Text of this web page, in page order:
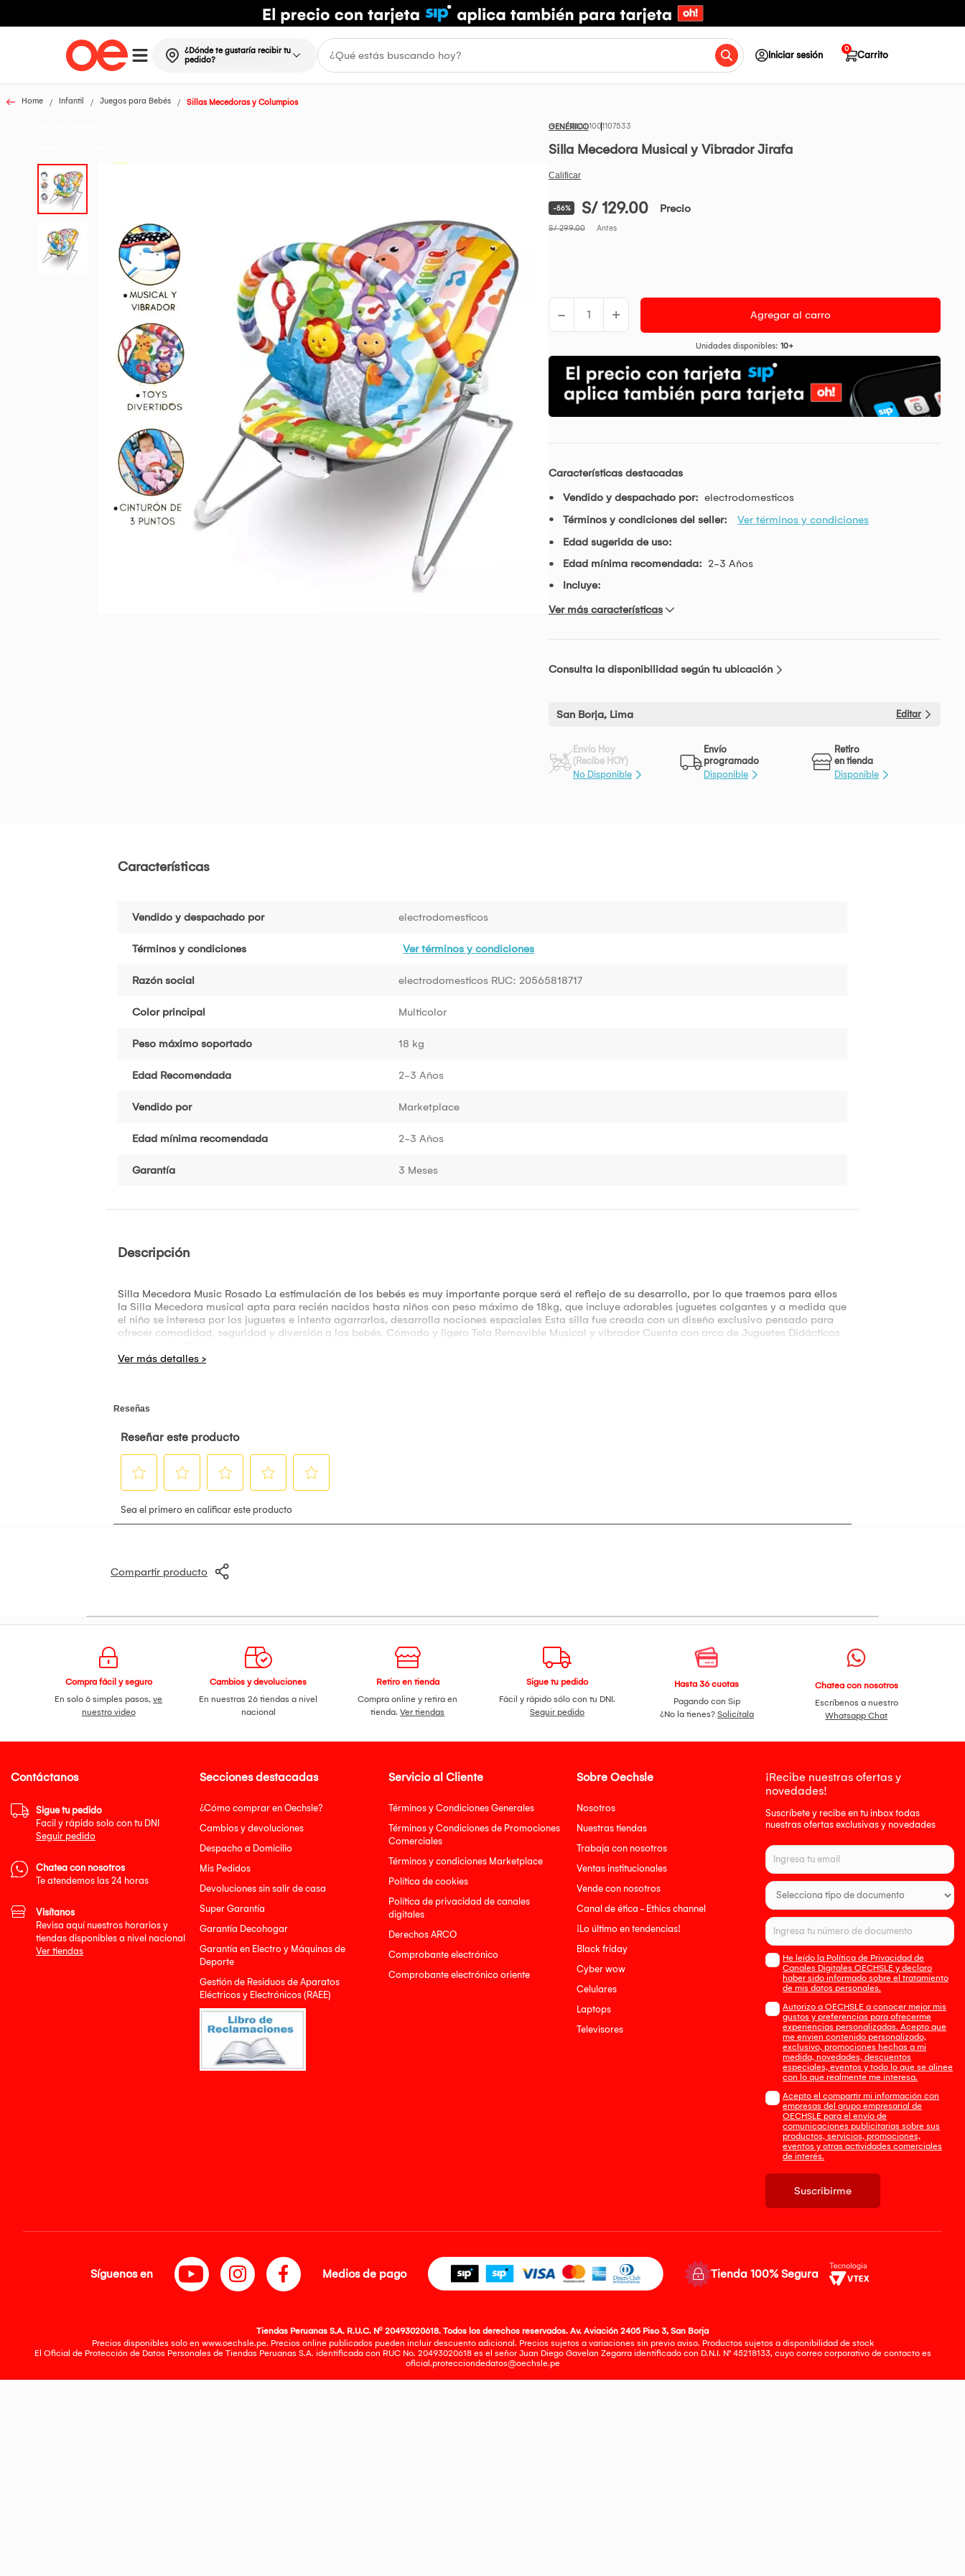
¿Dónde te gustaría recibir tu
pedido?
Iniciar sesión Carrito
0
Home Infantil Juegos para Bebés Sillas Mecedoras y Columpios
GENÉRICO1001107533
Silla Mecedora Musical y Vibrador Jirafa
-56% S/ 129.00 Precio
S/ 299.00 Antes
- + Agregar al carro
Unidades disponibles: 10+
Características destacadas
Vendido y despachado por: electrodomesticos
Términos y condiciones del seller:
Ver términos y condiciones
Edad sugerida de uso:
Edad mínima recomendada: 2-3 Años
Incluye:
Ver más características
Consulta la disponibilidad según tu ubicación
San Borja, Lima Editar
Envío Hoy
(Recibe HOY)
No Disponible
Envío
programado
Disponible
Retiro
en tienda
Disponible
Características
Vendido y despachado por electrodomesticos
Términos y condiciones Ver términos y condiciones
Razón social electrodomesticos RUC: 20565818717
Color principal Multicolor
Peso máximo soportado 18 kg
Edad Recomendada 2-3 Años
Vendido por Marketplace
Edad mínima recomendada 2-3 Años
Garantía 3 Meses
Descripción
Silla Mecedora Music Rosado La estimulación de los bebés es muy importante porque será el reflejo de su desarrollo, por lo que traemos para ellos
la Silla Mecedora musical apta para recién nacidos hasta niños con peso máximo de 18kg, que incluye adorables juguetes colgantes y a medida que
el niño se interesa por los juguetes e intenta agarrarlos, desarrolla nociones espaciales Esta silla fue creada con un diseño exclusivo pensado para
ofrecer comodidad, seguridad y diversión a los bebés. Cómodo y ligero Tela Removible Musical y vibrador Cuenta con arco de Juguetes Didácticos
Compartir producto
Compra fácil y seguro
En solo 6 simples pasos,ve
nuestro video
Cambios y devoluciones
En nuestras 26 tiendas a nivel
nacional
Retiro en tienda
Compra online y retira en
tienda.Ver tiendas
Sigue tu pedido
Fácil y rápido sólo con tu DNI.
Seguir pedido
Hasta 36 cuotas
Pagando con Sip
¿No la tienes? Solicítala
Chatea con nosotros
Escríbenos a nuestro
Whatsapp Chat
Secciones destacadas
¿Cómo comprar en Oechsle?
Cambios y devoluciones
Despacho a Domicilio
Mis Pedidos
Devoluciones sin salir de casa
Super Garantía
Garantía Decohogar
Garantía en Electro y Máquinas de
Deporte
Gestión de Residuos de Aparatos
Eléctricos y Electrónicos (RAEE)
Servicio al Cliente
Términos y Condiciones Generales
Términos y Condiciones de Promociones
Comerciales
Términos y condiciones Marketplace
Política de cookies
Política de privacidad de canales
digitales
Derechos ARCO
Comprobante electrónico
Comprobante electrónico oriente
Sobre Oechsle
Nosotros
Nuestras tiendas
Trabaja con nosotros
Ventas institucionales
Vende con nosotros
Canal de ética - Ethics channel
¡Lo último en tendencias!
Black friday
Cyber wow
Celulares
Laptops
Televisores
¡Recibe nuestras ofertas y
novedades!
Suscríbete y recibe en tu inbox todas
nuestras ofertas exclusivas y novedades
He leído la Política de Privacidad de
Canales Digitales OECHSLE y declaro
haber sido informado sobre el tratamiento
de mis datos personales.
Autorizo a OECHSLE a conocer mejor mis
gustos y preferencias para ofrecerme
experiencias personalizadas. Acepto que
me envien contenido personalizado,
exclusivo, promociones hechas a mi
medida, novedades, descuentos
especiales, eventos y todo lo que se alinee
con lo que realmente me interesa.
Acepto el compartir mi información con
empresas del grupo empresarial de
OECHSLE para el envío de
comunicaciones publicitarias sobre sus
productos, servicios, promociones,
eventos y otras actividades comerciales
de interés.
Suscribirme
Contáctanos
Sigue tu pedido
Facil y rápido solo con tu DNI
Seguir pedido
Chatea con nosotros
Te atendemos las 24 horas
Visítanos
Revisa aquí nuestros horarios y
tiendas disponibles a nivel nacional
Ver tiendas
Síguenos en Medios de pago Tienda 100% Segura
Tiendas Peruanas S.A. R.U.C. Nº 20493020618. Todos los derechos reservados. Av. Aviación 2405 Piso 3, San Borja
Precios disponibles solo en www.oechsle.pe. Precios online publicados pueden incluir descuento adicional. Precios sujetos a variaciones sin previo aviso. Productos sujetos a disponibilidad de stock
El Oficial de Protección de Datos Personales de Tiendas Peruanas S.A. identificada con RUC No. 20493020618 es el señor Juan Diego Gavelan Zegarra identificado con D.N.I. N° 45218133, cuyo correo corporativo de contacto es
oficial.protecciondedatos@oechsle.pe